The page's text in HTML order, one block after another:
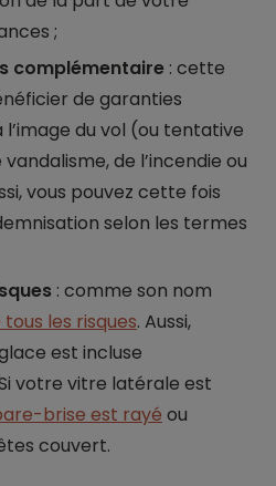
;
complémentaire : cette
de garanties
du vol (ou tentative
de l’incendie ou
vous pouvez cette fois
selon les termes
: comme son nom
les risques. Aussi,
est incluse
votre vitre latérale est
brise est rayé ou
couvert.